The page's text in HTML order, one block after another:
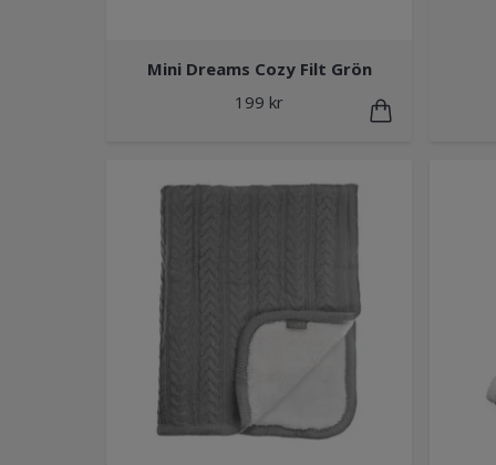
Mini Dreams Cozy Filt Grön
199 kr